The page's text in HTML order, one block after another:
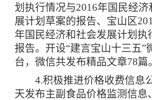
划执行情况与2016年国民经济
展计划草案的报告、宝山区
年国民经济和社会发展计划执
报告。开设“建言宝山十三五”
台，微信共发布精品文章78篇。
4.积极推进价格收费信息
天发布主副食品价格监测信息